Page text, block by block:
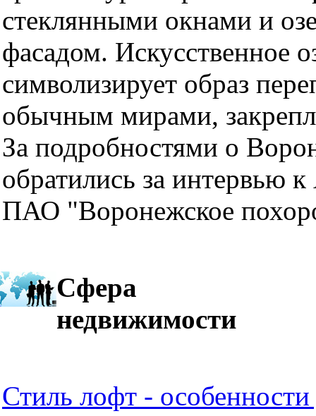
стеклянными окнами и
фасадом. Искусственное
символизирует образ
обычным мирами,
За подробностями о
обратились за интервью
ПАО "Воронежское
Сфера
недвижимости
Стиль лофт -